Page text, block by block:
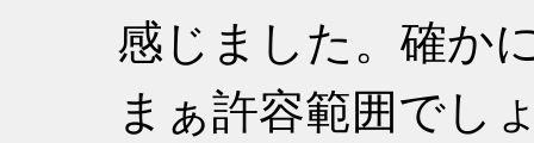
感じました。確か
まぁ許容範囲でし